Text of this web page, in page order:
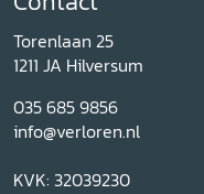
Torenlaan 25
1211 JA Hilversum
035 685 9856
info@verloren.nl
KVK: 32039230